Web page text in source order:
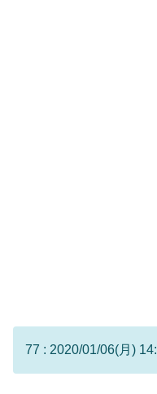
77 : 2020/01/06(月)